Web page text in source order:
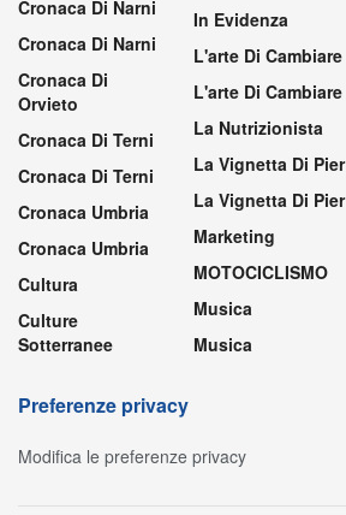
Cronaca Di Narni
Cronaca Di Narni
Cronaca Di
Orvieto
Cronaca Di Terni
Cronaca Di Terni
Cronaca Umbria
Cronaca Umbria
Cultura
Culture
Sotterranee
In Evidenza
L'arte Di Cambiare
L'arte Di Cambiare
La Nutrizionista
La Vignetta Di Pier
La Vignetta Di Pier
Marketing
MOTOCICLISMO
Musica
Musica
Preferenze privacy
Modifica le preferenze privacy